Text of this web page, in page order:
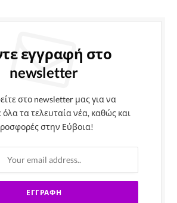
εγγραφή στο
newsletter
στο newsletter μας για να
τα τελευταία νέα, καθώς και
στην Εύβοια!